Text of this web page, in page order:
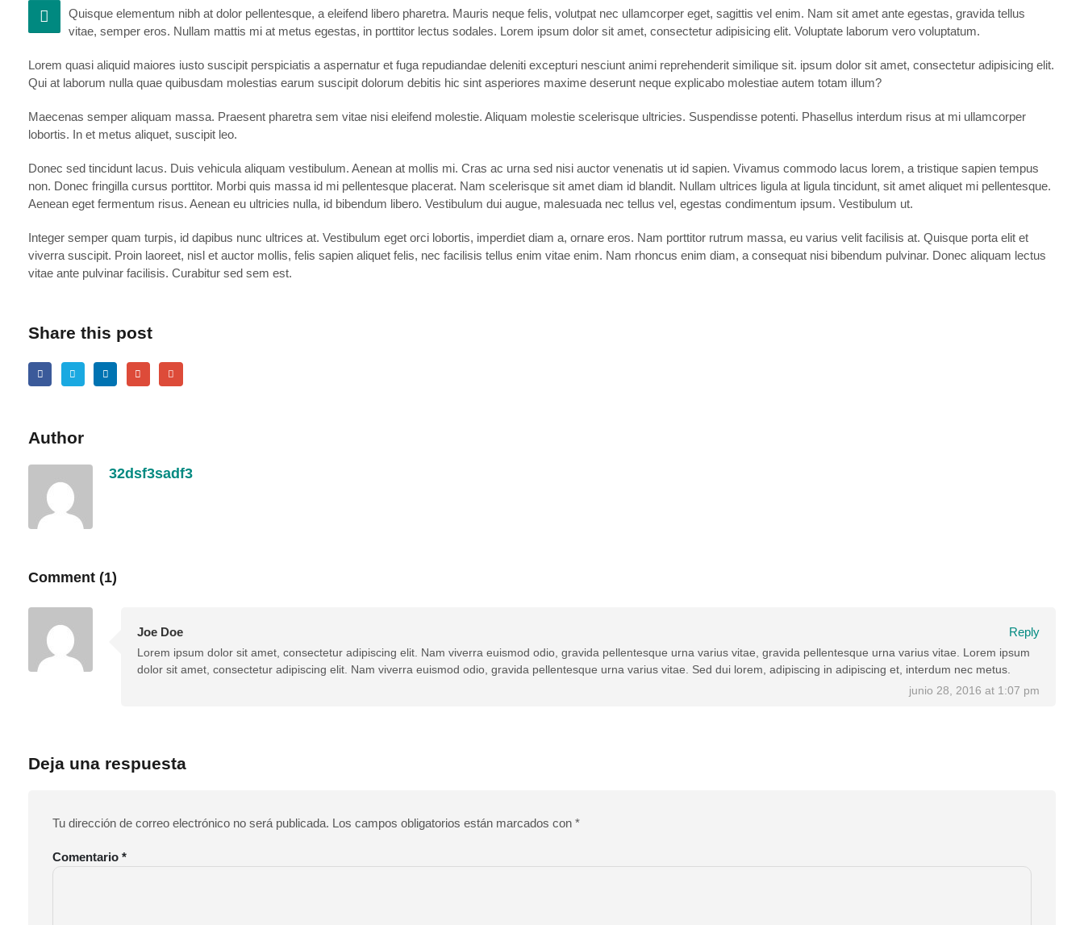
Quisque elementum nibh at dolor pellentesque, a eleifend libero pharetra. Mauris neque felis, volutpat nec ullamcorper eget, sagittis vel enim. Nam sit amet ante egestas, gravida tellus
vitae, semper eros. Nullam mattis mi at metus egestas, in porttitor lectus sodales. Lorem ipsum dolor sit amet, consectetur adipisicing elit. Voluptate laborum vero voluptatum.
Lorem quasi aliquid maiores iusto suscipit perspiciatis a aspernatur et fuga repudiandae deleniti excepturi nesciunt animi reprehenderit similique sit. ipsum dolor sit amet, consectetur adipisicing elit.
Qui at laborum nulla quae quibusdam molestias earum suscipit dolorum debitis hic sint asperiores maxime deserunt neque explicabo molestiae autem totam illum?
Maecenas semper aliquam massa. Praesent pharetra sem vitae nisi eleifend molestie. Aliquam molestie scelerisque ultricies. Suspendisse potenti. Phasellus interdum risus at mi ullamcorper
lobortis. In et metus aliquet, suscipit leo.
Donec sed tincidunt lacus. Duis vehicula aliquam vestibulum. Aenean at mollis mi. Cras ac urna sed nisi auctor venenatis ut id sapien. Vivamus commodo lacus lorem, a tristique sapien tempus
non. Donec fringilla cursus porttitor. Morbi quis massa id mi pellentesque placerat. Nam scelerisque sit amet diam id blandit. Nullam ultrices ligula at ligula tincidunt, sit amet aliquet mi pellentesque.
Aenean eget fermentum risus. Aenean eu ultricies nulla, id bibendum libero. Vestibulum dui augue, malesuada nec tellus vel, egestas condimentum ipsum. Vestibulum ut.
Integer semper quam turpis, id dapibus nunc ultrices at. Vestibulum eget orci lobortis, imperdiet diam a, ornare eros. Nam porttitor rutrum massa, eu varius velit facilisis at. Quisque porta elit et
viverra suscipit. Proin laoreet, nisl et auctor mollis, felis sapien aliquet felis, nec facilisis tellus enim vitae enim. Nam rhoncus enim diam, a consequat nisi bibendum pulvinar. Donec aliquam lectus
vitae ante pulvinar facilisis. Curabitur sed sem est.
Share this post
Author
32dsf3sadf3
Comment (1)
Joe Doe Reply
Lorem ipsum dolor sit amet, consectetur adipiscing elit. Nam viverra euismod odio, gravida pellentesque urna varius vitae, gravida pellentesque urna varius vitae. Lorem ipsum
dolor sit amet, consectetur adipiscing elit. Nam viverra euismod odio, gravida pellentesque urna varius vitae. Sed dui lorem, adipiscing in adipiscing et, interdum nec metus.
junio 28, 2016 at 1:07 pm
Deja una respuesta
Tu dirección de correo electrónico no será publicada. Los campos obligatorios están marcados con *
Comentario *